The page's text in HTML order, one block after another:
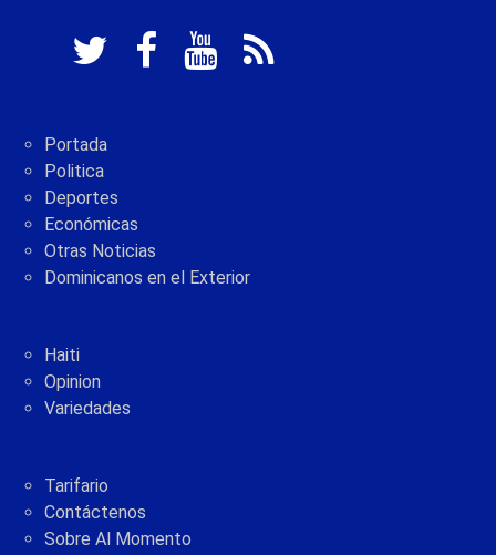
Portada
Politica
Deportes
Económicas
Otras Noticias
Dominicanos en el Exterior
Haiti
Opinion
Variedades
Tarifario
Contáctenos
Sobre Al Momento